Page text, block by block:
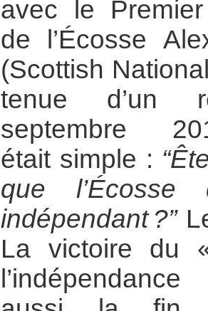
avec le
de l’Écosse
(Scottish
tenue d’un
septembre
était simple :
que l’Écosse
indépendant ?”
La victoire du